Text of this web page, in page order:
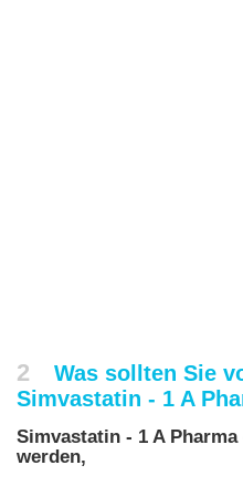
2
Was sollten Sie
Simvastatin - 1 A
Simvastatin - 1 A
werden,